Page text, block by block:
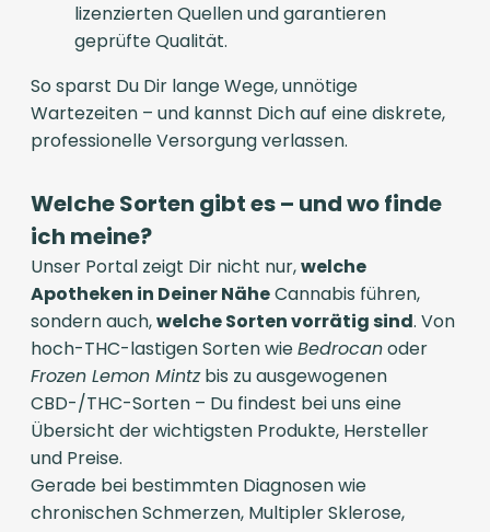
lizenzierten Quellen und garantieren
geprüfte Qualität.
So sparst Du Dir lange Wege, unnötige
Wartezeiten – und kannst Dich auf eine diskrete,
professionelle Versorgung verlassen.
Welche Sorten gibt es – und wo finde
ich meine?
Unser Portal zeigt Dir nicht nur,welche
Apotheken in Deiner NäheCannabis führen,
sondern auch,welche Sorten vorrätig sind. Von
hoch-THC-lastigen Sorten wieBedrocanoder
Frozen Lemon Mintzbis zu ausgewogenen
CBD-/THC-Sorten – Du findest bei uns eine
Übersicht der wichtigsten Produkte, Hersteller
und Preise.
Gerade bei bestimmten Diagnosen wie
chronischen Schmerzen, Multipler Sklerose,